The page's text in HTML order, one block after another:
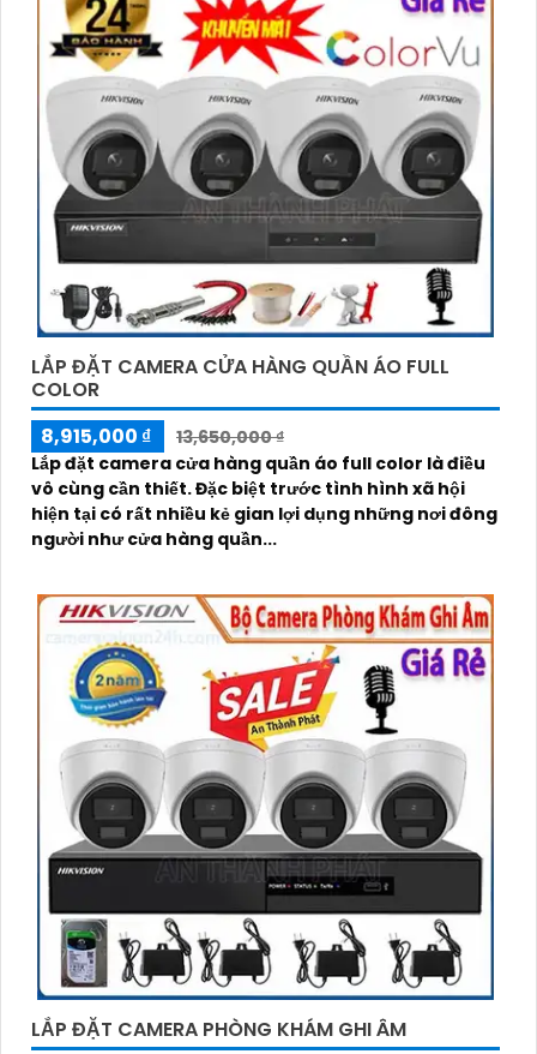
LẮP ĐẶT CAMERA CỬA HÀNG QUẦN ÁO FULL
COLOR
8,915,000 ₫
13,650,000 ₫
Lắp đặt camera cửa hàng quần áo full color là điều
vô cùng cần thiết. Đặc biệt trước tình hình xã hội
hiện tại có rất nhiều kẻ gian lợi dụng những nơi đông
người như cửa hàng quần...
LẮP ĐẶT CAMERA PHÒNG KHÁM GHI ÂM